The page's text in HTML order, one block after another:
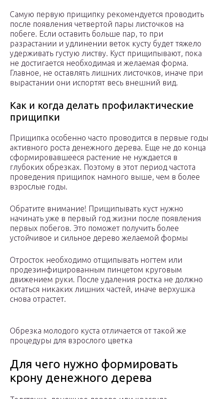
Самую первую прищипку рекомендуется проводить
после появления четвертой пары листочков на
побеге. Если оставить больше пар, то при
разрастании и удлинении веток кусту будет тяжело
удерживать густую листву. Куст прищипывают, пока
не достигается необходимая и желаемая форма.
Главное, не оставлять лишних листочков, иначе при
вырастании они испортят весь внешний вид.
Как и когда делать профилактические
прищипки
Прищипка особенно часто проводится в первые годы
активного роста денежного дерева. Еще не до конца
сформировавшееся растение не нуждается в
глубоких обрезках. Поэтому в этот период частота
проведения прищипок намного выше, чем в более
взрослые годы.
Обратите внимание! Прищипывать куст нужно
начинать уже в первый год жизни после появления
первых побегов. Это поможет получить более
устойчивое и сильное дерево желаемой формы
Отросток необходимо отщипывать ногтем или
продезинфицированным пинцетом круговым
движением руки. После удаления ростка не должно
остаться никаких лишних частей, иначе верхушка
снова отрастет.
Обрезка молодого куста отличается от такой же
процедуры для взрослого цветка
Для чего нужно формировать
крону денежного дерева